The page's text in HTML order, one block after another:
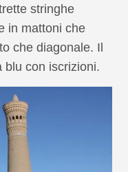
stringhe
in mattoni che
che diagonale. Il
blu con iscrizioni.